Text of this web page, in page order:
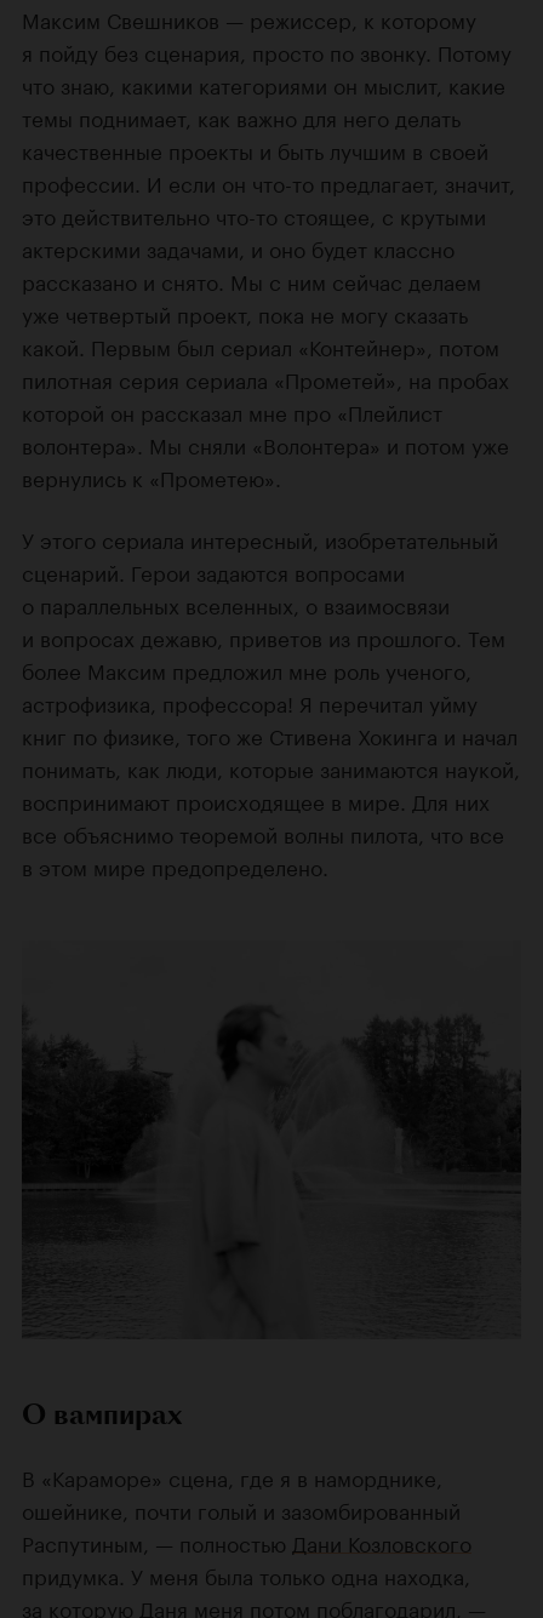
Максим Свешников — режиссер, к которому
я пойду без сценария, просто по звонку. Потому
что знаю, какими категориями он мыслит, какие
темы поднимает, как важно для него делать
качественные проекты и быть лучшим в своей
профессии. И если он что-то предлагает, значит,
это действительно что-то стоящее, с крутыми
актерскими задачами, и оно будет классно
рассказано и снято. Мы с ним сейчас делаем
уже четвертый проект, пока не могу сказать
какой. Первым был сериал «Контейнер», потом
пилотная серия сериала «Прометей», на пробах
которой он рассказал мне про «Плейлист
волонтера». Мы сняли «Волонтера» и потом уже
вернулись к «Прометею».
У этого сериала интересный, изобретательный
сценарий. Герои задаются вопросами
о параллельных вселенных, о взаимосвязи
и вопросах дежавю, приветов из прошлого. Тем
более Максим предложил мне роль ученого,
астрофизика, профессора! Я перечитал уйму
книг по физике, того же Стивена Хокинга и начал
понимать, как люди, которые занимаются наукой,
воспринимают происходящее в мире. Для них
все объяснимо теоремой волны пилота, что все
в этом мире предопределено.
О вампирах
В «Караморе» сцена, где я в наморднике,
ошейнике, почти голый и зазомбированный
Распутиным, — полностью Дани Козловского
придумка. У меня была только одна находка,
за которую Даня меня потом поблагодарил, —